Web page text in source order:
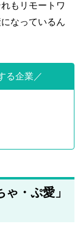
もリモートワ
なっているん
る企業
・ぷ愛」